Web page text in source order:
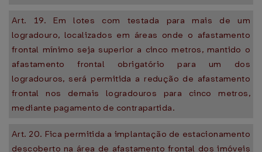
Art. 19. Em lotes com testada para mais de um
logradouro, localizados em áreas onde o afastamento
frontal mínimo seja superior a cinco metros, mantido o
afastamento frontal obrigatório para um dos
logradouros, será permitida a redução de afastamento
frontal nos demais logradouros para cinco metros,
mediante pagamento de contrapartida.
Art. 20. Fica permitida a implantação de estacionamento
descoberto na área de afastamento frontal dos imóveis